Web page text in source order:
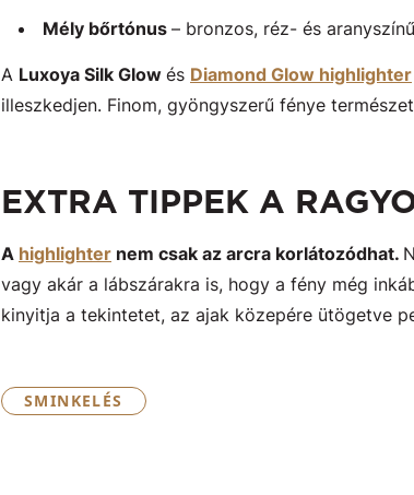
Mély bőrtónus – bronzos, réz- és
A Luxoya Silk Glow és Diamond Glow highlighter
illeszkedjen. Finom, gyöngyszerű fénye
EXTRA TIPPEK A
A highlighter nem csak az arcra korlátozódhat.
vagy akár a lábszárakra is, hogy a fény még
kinyitja a tekintetet, az ajak közepére ütögetve
SMINKELÉS